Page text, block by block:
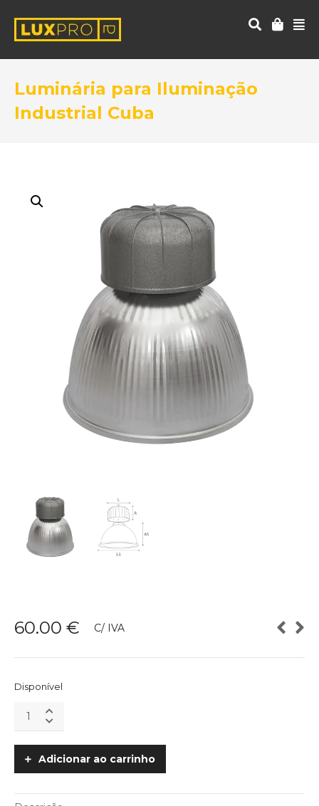
Luminária para Iluminação
Industrial Cuba
60.00 € C/ IVA
Disponível
Luminária
para
Industrial
CubaAdicionar ao carrinho